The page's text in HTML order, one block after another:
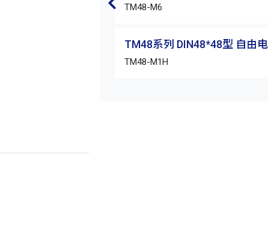
TM48-M6
TM48系列 DIN48*48型 自由
TM48-M1H